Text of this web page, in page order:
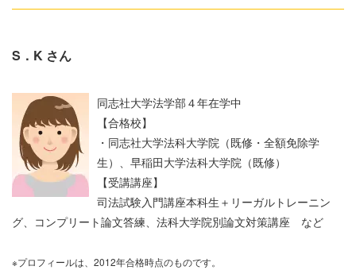
S．K さん
同志社大学法学部４年在学中
【合格校】
・同志社大学法科大学院（既修・全額免除学
生）、 早稲田大学法科大学院（既修）
【受講講座】
司法試験入門講座本科生＋リーガルトレーニン
グ、コンプリート論文答練、法科大学院別論文対策講座 など
※プロフィールは、2012年合格時点のものです。